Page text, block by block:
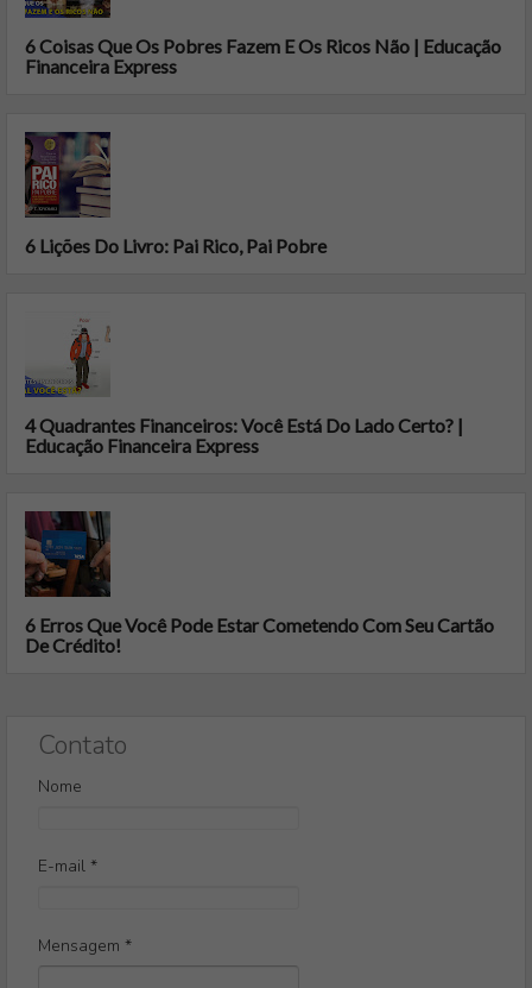
6 Coisas Que Os Pobres Fazem E Os Ricos Não | Educação
Financeira Express
6 Lições Do Livro: Pai Rico, Pai Pobre
4 Quadrantes Financeiros: Você Está Do Lado Certo? |
Educação Financeira Express
6 Erros Que Você Pode Estar Cometendo Com Seu Cartão
De Crédito!
Contato
Nome
E-mail *
Mensagem *